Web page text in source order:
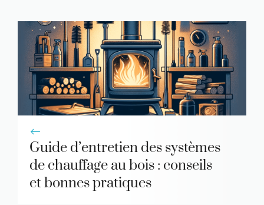
Guide d’entretien des systèmes
de chauffage au bois : conseils
et bonnes pratiques